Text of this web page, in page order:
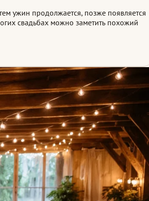
ужин продолжается, позже появляется
свадьбах можно заметить похожий